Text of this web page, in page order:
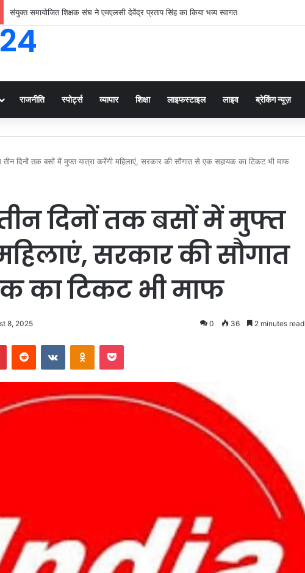
संयुक्त समायोजित शिक्षक संघ ने एमएलसी देवेंद्र प्रताप सिंह का किया भव्य स्वागत
राजनीति स्पोर्ट्स व्यापार शिक्षा लाइफस्टाइल लाइव ब्रेकिंग न्यूज़
दिनों तक बसों में मुफ्त यात्रा करेंगी महिलाएं, सरकार की सौगात से एक सहायक का टिकट भी माफ
दिनों तक बसों में मुफ्त
सरकार की सौगात
का टिकट भी माफ
8, 2025 0 36 2 minutes read